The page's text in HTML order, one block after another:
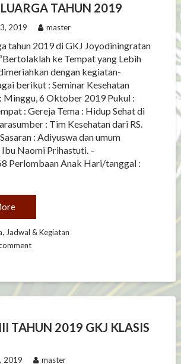
TAHUN 2019
2019 master
tahun 2019 di GKJ Joyodiningratan
ke Tempat yang Lebih
dengan kegiatan-
berikut : Seminar Kesehatan
Minggu, 6 Oktober 2019 Pukul :
: Gereja Tema : Hidup Sehat di
: Tim Kesehatan dari RS.
: Adiyuswa dan umum
Ibu Naomi Prihastuti. –
Perlombaan Anak Hari/tanggal :
, Jadwal & Kegiatan
TAHUN 2019 GKJ KLASIS
2019 master